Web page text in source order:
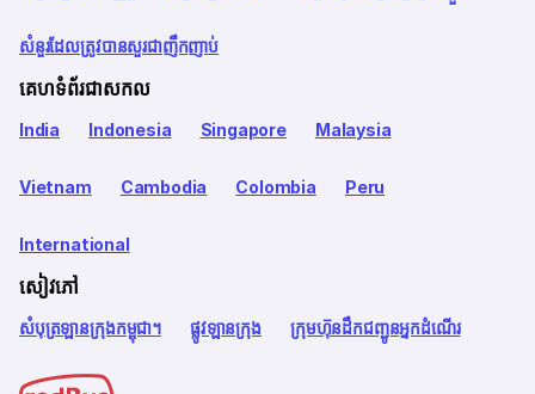
សំនួរដែលត្រូវបានសួរជាញឹកញាប់
គេហទំព័រជាសកល
India Indonesia Singapore Malaysia
Vietnam Cambodia Colombia Peru
International
សៀវភៅ
សំបុត្រឡានក្រុងកម្ពុជា។ ផ្លូវឡានក្រុង ក្រុមហ៊ុនដឹកជញ្ជូនអ្នកដំណើរ